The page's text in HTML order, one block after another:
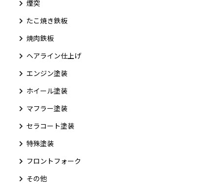
煙突
たこ焼き鉄板
焼肉鉄板
ヘアライン仕上げ
エンジン塗装
ホイール塗装
マフラー塗装
セラコート塗装
特殊塗装
フロントフォーク
その他